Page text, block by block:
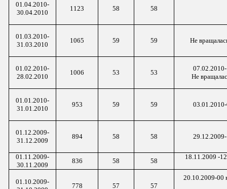
01.04.2010-
30.04.2010
1123 58 58
01.03.2010-
31.03.2010
1065 59 59 Не
01.02.2010-
28.02.2010
1006 53 53
Не
01.01.2010-
31.01.2010
953 59 59
01.12.2009-
31.12.2009
894 58 58
01.11.2009-
30.11.2009
836 58 58
18.11.2009 -
01.10.2009-
778 57 57
20.10.2009-00